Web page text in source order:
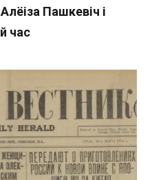
Пашкевіч і
час